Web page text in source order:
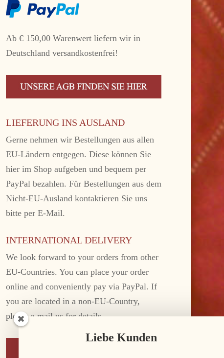
Ab € 150,00 Warenwert liefern wir in
Deutschland versandkostenfrei!
LIEFERUNG INS AUSLAND
Gerne nehmen wir Bestellungen aus allen
EU-Ländern entgegen. Diese können Sie
hier im Shop aufgeben und bequem per
PayPal bezahlen. Für Bestellungen aus dem
Nicht-EU-Ausland kontaktieren Sie uns
bitte per E-Mail.
INTERNATIONAL DELIVERY
We look forward to your orders from other
EU-Countries. You can place your order
online and conveniently pay via PayPal. If
you are located in a non-EU-Country,
please e-mail us for details.
Liebe Kunden